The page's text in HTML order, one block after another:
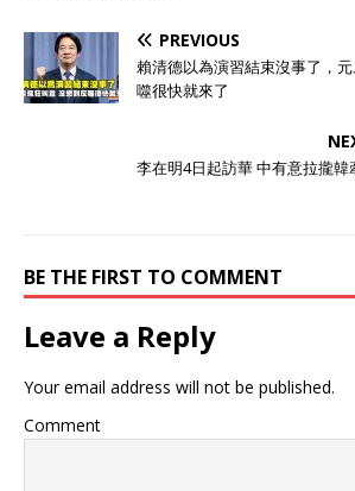
PREVIOUS
賴清德以為演習結束沒事了，
噬很快就來了
李在明4日起訪華 中有意拉攏韓
BE THE FIRST TO COMMENT
Leave a Reply
Your email address will not be published.
Comment